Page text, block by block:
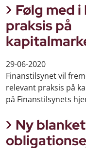
Følg med
praksis på
29-06-2020
Finanstilsynet vil
relevant praksis på
på Finanstilsynets
Ny